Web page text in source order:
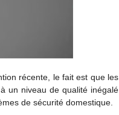
récente, le fait est que les
un niveau de qualité inégalé
de sécurité domestique.